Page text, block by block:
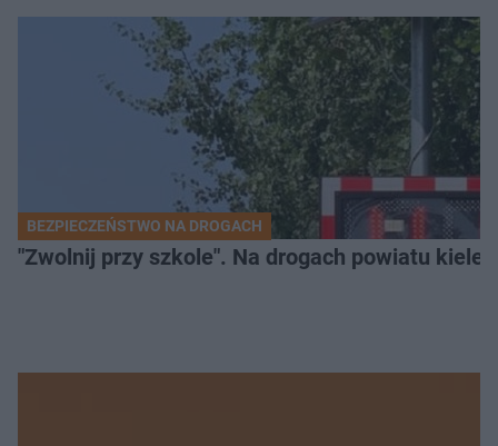
BEZPIECZEŃSTWO NA DROGACH
"Zwolnij przy szkole". Na drogach powiatu